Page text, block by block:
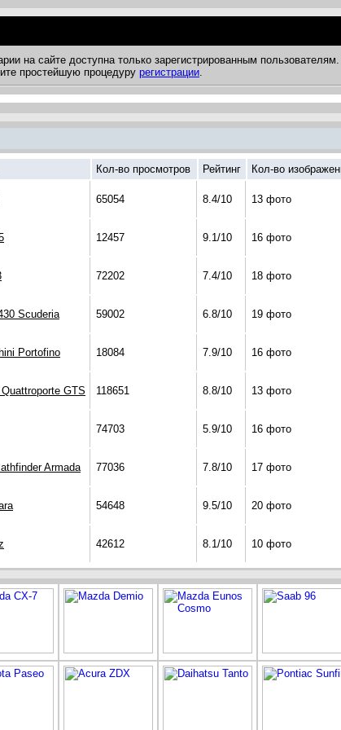
на сайте доступна только зарегистрированным пользователям.
простейшую процедуру регистрации.
Кол-во просмотров Рейтинг Кол-во
65054 8.4/10 13 фото
12457 9.1/10 16 фото
72202 7.4/10 18 фото
Scuderia 59002 6.8/10 19 фото
Portofino 18084 7.9/10 16 фото
GTS 118651 8.8/10 13 фото
74703 5.9/10 16 фото
Armada 77036 7.8/10 17 фото
54648 9.5/10 20 фото
42612 8.1/10 10 фото